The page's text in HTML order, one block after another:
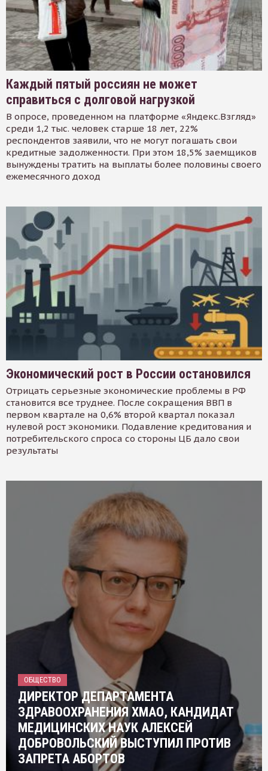
Каждый пятый россиян не может
справиться с долговой нагрузкой
В опросе, проведенном на платформе «Яндекс.Взгляд»
среди 1,2 тыс. человек старше 18 лет, 22%
респондентов заявили, что не могут погашать свои
кредитные задолженности. При этом 18,5% заемщиков
вынуждены тратить на выплаты более половины своего
ежемесячного доход
Экономический рост в России остановился
Отрицать серьезные экономические проблемы в РФ
становится все труднее. После сокращения ВВП в
первом квартале на 0,6% второй квартал показал
нулевой рост экономики. Подавление кредитования и
потребительского спроса со стороны ЦБ дало свои
результаты
ОБЩЕСТВО
ДИРЕКТОР ДЕПАРТАМЕНТА
ЗДРАВООХРАНЕНИЯ ХМАО, КАНДИДАТ
МЕДИЦИНСКИХ НАУК АЛЕКСЕЙ
ДОБРОВОЛЬСКИЙ ВЫСТУПИЛ ПРОТИВ
ЗАПРЕТА АБОРТОВ